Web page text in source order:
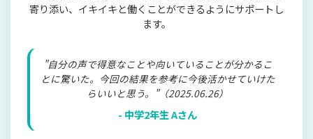
寄り添い、イキイキと働くことができるようにサポートし
ます。
"自分の声で得意なことや向いていることが分かるこ
とに驚いた。今回の結果を参考に今後活かせていけた
らいいと思う。"（2025.06.26）
- 中学2年生 Aさん